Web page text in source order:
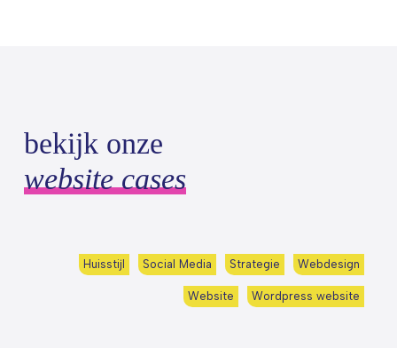
bekijk onze
website cases
Huisstijl Social Media Strategie Webdesign
Website Wordpress website